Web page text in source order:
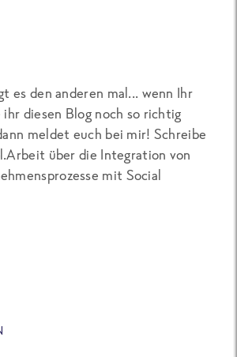
es den anderen mal... wenn Ihr
diesen Blog noch so richtig
meldet euch bei mir! Schreibe
über die Integration von
mit Social